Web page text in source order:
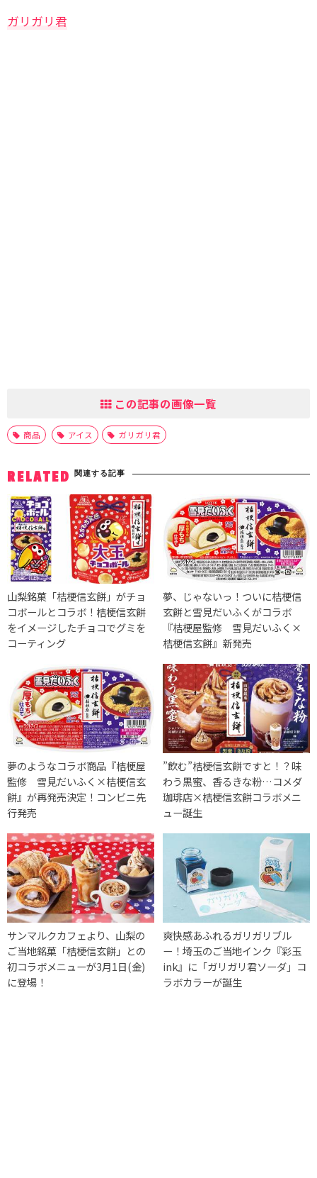
ガリガリ君
この記事の画像一覧
商品 アイス ガリガリ君
RELATED 関連する記事
山梨銘菓「桔梗信玄餅」がチョ
コボールとコラボ！桔梗信玄餅
をイメージしたチョコでグミを
コーティング
夢、じゃないっ！ついに桔梗信
玄餅と雪見だいふくがコラボ
『桔梗屋監修 雪見だいふく×
桔梗信玄餅』新発売
夢のようなコラボ商品『桔梗屋
監修 雪見だいふく×桔梗信玄
餅』が再発売決定！コンビニ先
行発売
”飲む”桔梗信玄餅ですと！？味
わう黒蜜、香るきな粉…コメダ
珈琲店×桔梗信玄餅コラボメニ
ュー誕生
サンマルクカフェより、山梨の
ご当地銘菓「桔梗信玄餅」との
初コラボメニューが3月1日(金)
に登場！
爽快感あふれるガリガリブル
ー！埼玉のご当地インク『彩玉
ink』に「ガリガリ君ソーダ」コ
ラボカラーが誕生